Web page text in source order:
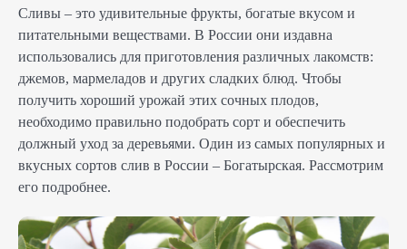
Сливы – это удивительные фрукты, богатые вкусом и
питательными веществами. В России они издавна
использовались для приготовления различных лакомств:
джемов, мармеладов и других сладких блюд. Чтобы
получить хороший урожай этих сочных плодов,
необходимо правильно подобрать сорт и обеспечить
должный уход за деревьями. Один из самых популярных и
вкусных сортов слив в России – Богатырская. Рассмотрим
его подробнее.